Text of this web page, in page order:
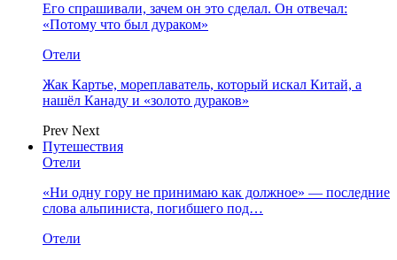
Его спрашивали, зачем он это сделал. Он отвечал:
«Потому что был дураком»
Отели
Жак Картье, мореплаватель, который искал Китай, а
нашёл Канаду и «золото дураков»
Prev Next
Путешествия
Отели
«Ни одну гору не принимаю как должное» — последние
слова альпиниста, погибшего под…
Отели